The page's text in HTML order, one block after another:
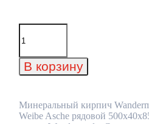
Количество
товара
кирпич
Wandermode
Weibe
Asche
В корзину
Минеральный кирпич
Weibe Asche рядовой